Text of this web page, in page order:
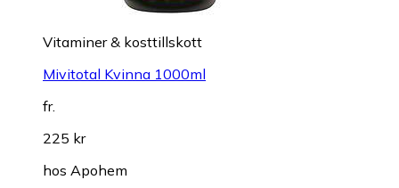
Vitaminer & kosttillskott
Mivitotal Kvinna 1000ml
fr.
225 kr
hos Apohem